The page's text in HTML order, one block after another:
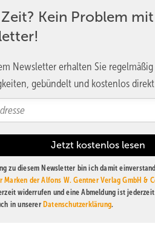
Kein Problem
Newsletter erhalten Sie
gebündelt und kostenlos
zu diesem Newsletter bin ich damit
Marken der Alfons W. Gentner Verlag GmbH &
widerrufen und eine Abmeldung ist
in unserer Datenschutzerklärung.